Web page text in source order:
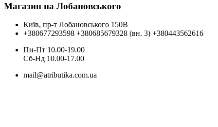
Магазин на Лобановського
Київ, пр-т Лобановського 150В
+380677293598 +380685679328 (вн. 3) +380443562616
Пн-Пт 10.00-19.00
Cб-Нд 10.00-17.00
mail@atributika.com.ua